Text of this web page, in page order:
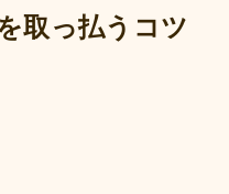
取っ払うコツ